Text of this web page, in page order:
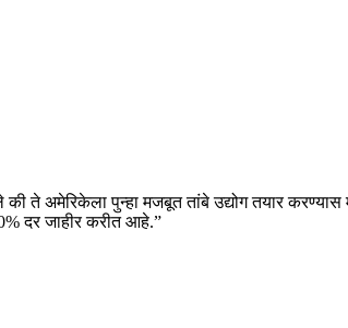
ते अमेरिकेला पुन्हा मजबूत तांबे उद्योग तयार
दर जाहीर करीत आहे.”